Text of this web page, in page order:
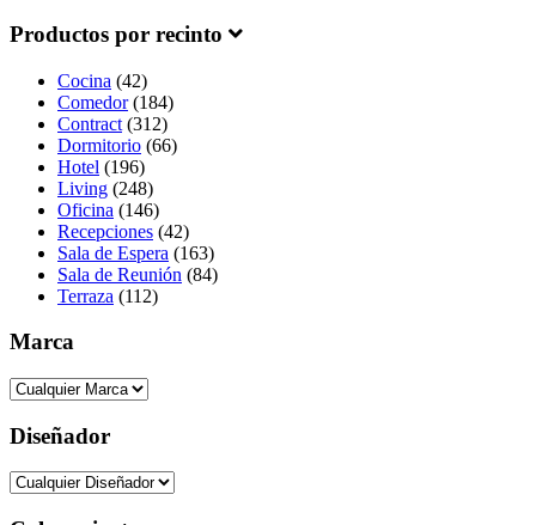
Productos por recinto
Cocina (42)
Comedor(184)
Contract (312)
Dormitorio (66)
Hotel (196)
Living (248)
Oficina (146)
Recepciones (42)
Sala de Espera (163)
Sala de Reunión (84)
Terraza (112)
Marca
Diseñador